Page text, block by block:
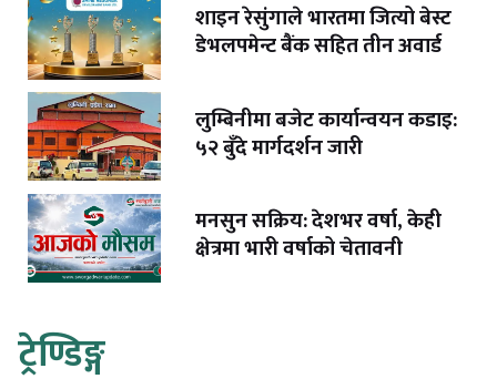
शाइन रेसुंगाले भारतमा जित्यो बेस्ट
डेभलपमेन्ट बैंक सहित तीन अवार्ड
लुम्बिनीमा बजेट कार्यान्वयन कडाइ:
५२ बुँदे मार्गदर्शन जारी
मनसुन सक्रिय: देशभर वर्षा, केही
क्षेत्रमा भारी वर्षाको चेतावनी
ट्रेण्डिङ्ग